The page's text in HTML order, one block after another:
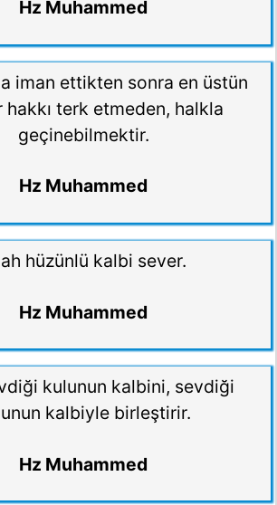
Hz Muhammed
iman ettikten sonra en üstün
hakkı terk etmeden, halkla
geçinebilmektir.
Hz Muhammed
hüzünlü kalbi sever.
Hz Muhammed
kulunun kalbini, sevdiği
kalbiyle birleştirir.
Hz Muhammed